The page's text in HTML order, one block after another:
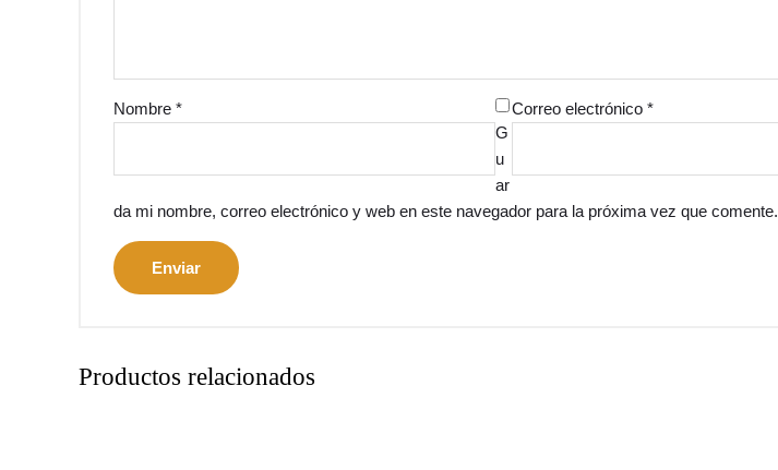
Nombre * Correo electrónico *
G
u
ar
da mi nombre, correo electrónico y web en este navegador para la próxima vez que comente.
Productos relacionados